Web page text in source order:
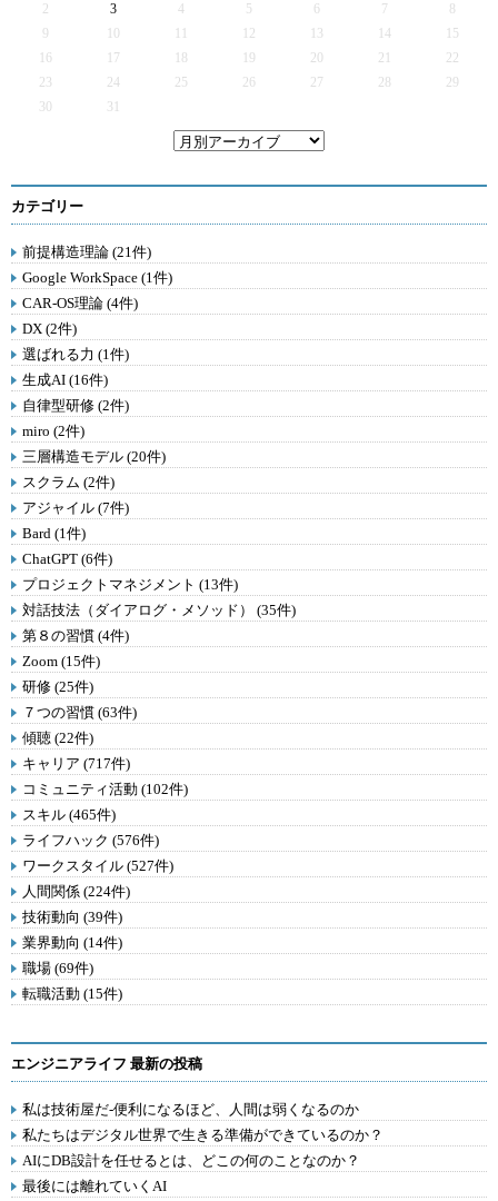
2
3 4 5 6 7
9
12 13 14
15
16
17 19 20 21
22
23
24 25 26 27 28
29
30
31
カテゴリー
前提構造理論 (21件)
Google WorkSpace (1件)
CAR-OS理論 (4件)
DX (2件)
選ばれる力 (1件)
生成AI (16件)
自律型研修 (2件)
miro (2件)
三層構造モデル (20件)
スクラム (2件)
アジャイル (7件)
Bard (1件)
ChatGPT (6件)
プロジェクトマネジメント (13件)
対話技法（ダイアログ・メソッド） (35件)
第８の習慣 (4件)
Zoom (15件)
研修 (25件)
７つの習慣 (63件)
傾聴 (22件)
キャリア (717件)
コミュニティ活動 (102件)
スキル (465件)
ライフハック (576件)
ワークスタイル (527件)
人間関係 (224件)
技術動向 (39件)
業界動向 (14件)
職場 (69件)
転職活動 (15件)
エンジニアライフ 最新の投稿
私は技術屋だ-便利になるほど、人間は弱くなるのか
私たちはデジタル世界で生きる準備ができているのか？
AIにDB設計を任せるとは、どこの何のことなのか？
最後には離れていくAI